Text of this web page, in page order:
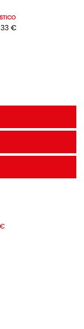
€
€